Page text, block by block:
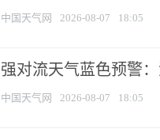
中国天气网 2026-08-07 18:05
强对流天气蓝色预警
中国天气网 2026-08-07 18:05